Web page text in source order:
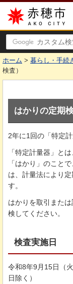
赤穂市
ホーム > 暮らし・手続
検査）
はかりの定期
2年に1回の「特定
「特定計量器」と
「はかり」のこと
は、計量法により
す。
はかりを取引また
検してください。
検査実施日
令和8年9月15日（
日除く）